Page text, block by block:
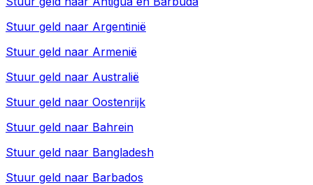
Stuur geld naar Argentinië
Stuur geld naar Armenië
Stuur geld naar Australië
Stuur geld naar Oostenrijk
Stuur geld naar Bahrein
Stuur geld naar Bangladesh
Stuur geld naar Barbados